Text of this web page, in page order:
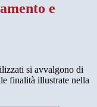
e
si avvalgono di
finalità illustrate nella